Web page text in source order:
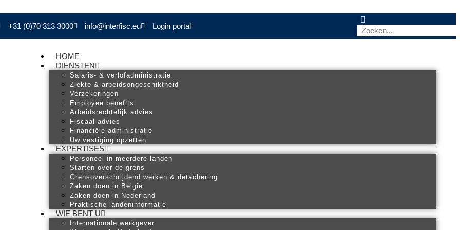
+31 (0)70 313 3000 info@interfisc.eu Login portal
HOME
DIENSTEN
Salaris- & verlofadministratie
Ziekte & arbeidsongeschiktheid
Verzekeringen
Employee benefits
Arbeidsrechtelijk advies
Fiscaal advies
Financiële administratie
Uw vestiging opzetten
EXPERTISES
Personeel in meerdere landen
Starten over de grens
Grensoverschrijdend werken & detachering
Zaken doen in België
Zaken doen in Nederland
Praktische landeninformatie
WIE BENT U
Internationale werkgever